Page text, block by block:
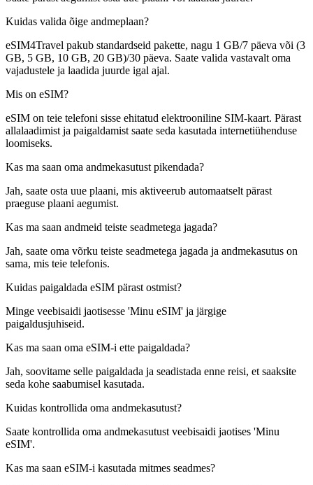
Kuidas valida õige andmeplaan?
eSIM4Travel pakub standardseid pakette, nagu 1 GB/7 päeva või (3
GB, 5 GB, 10 GB, 20 GB)/30 päeva. Saate valida vastavalt oma
vajadustele ja laadida juurde igal ajal.
Mis on eSIM?
eSIM on teie telefoni sisse ehitatud elektrooniline SIM-kaart. Pärast
allalaadimist ja paigaldamist saate seda kasutada internetiühenduse
loomiseks.
Kas ma saan oma andmekasutust pikendada?
Jah, saate osta uue plaani, mis aktiveerub automaatselt pärast
praeguse plaani aegumist.
Kas ma saan andmeid teiste seadmetega jagada?
Jah, saate oma võrku teiste seadmetega jagada ja andmekasutus on
sama, mis teie telefonis.
Kuidas paigaldada eSIM pärast ostmist?
Minge veebisaidi jaotisesse 'Minu eSIM' ja järgige
paigaldusjuhiseid.
Kas ma saan oma eSIM-i ette paigaldada?
Jah, soovitame selle paigaldada ja seadistada enne reisi, et saaksite
seda kohe saabumisel kasutada.
Kuidas kontrollida oma andmekasutust?
Saate kontrollida oma andmekasutust veebisaidi jaotises 'Minu
eSIM'.
Kas ma saan eSIM-i kasutada mitmes seadmes?